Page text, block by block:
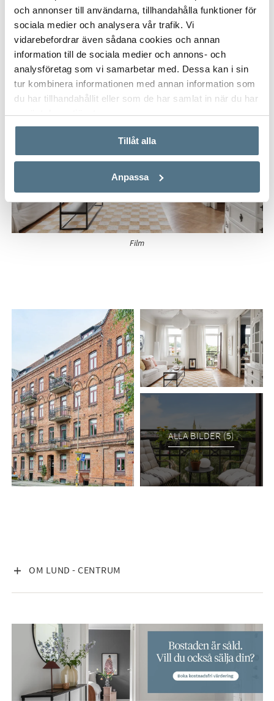
och annonser till användarna, tillhandahålla funktioner för
sociala medier och analysera vår trafik. Vi
vidarebefordrar även sådana cookies och annan
information till de sociala medier och annons- och
analysföretag som vi samarbetar med. Dessa kan i sin
tur kombinera informationen med annan information som
du har tillhandahållit eller som de har samlat in när du har
använt deras tjänster.
Tillåt alla
Anpassa
Film
Film
ALLA BILDER (5)
OM LUND - CENTRUM
VISA INNEHÅLL